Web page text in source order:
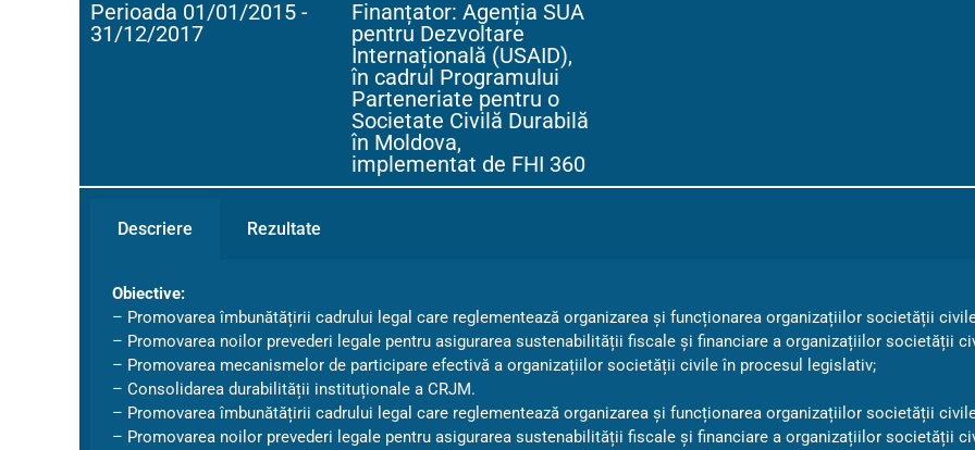
Perioada 01/01/2015 -
31/12/2017
Finanțator: Agenția SUA
pentru Dezvoltare
Internațională (USAID),
în cadrul Programului
Parteneriate pentru o
Societate Civilă Durabilă
în Moldova,
implementat de FHI 360
Descriere Rezultate
Obiective:
– Promovarea îmbunătățirii cadrului legal care reglementează organizarea și funcționarea organizațiilor societății
– Promovarea noilor prevederi legale pentru asigurarea sustenabilității fiscale și financiare a organizațiilor societății
– Promovarea mecanismelor de participare efectivă a organizațiilor societății civile în procesul legislativ;
– Consolidarea durabilității instituționale a CRJM.
– Promovarea îmbunătățirii cadrului legal care reglementează organizarea și funcționarea organizațiilor societății
– Promovarea noilor prevederi legale pentru asigurarea sustenabilității fiscale și financiare a organizațiilor societății